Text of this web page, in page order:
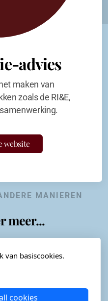
advies
maken van
zoals de RI&E,
website
MANIEREN
meer...
van basiscookies.
cookies